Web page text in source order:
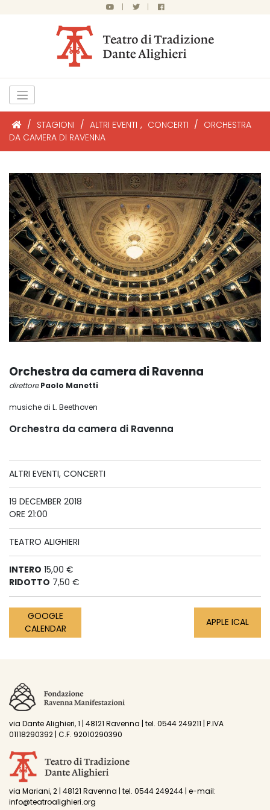
| |
/ STAGIONI / ALTRI EVENTI , CONCERTI / ORCHESTRA
DA CAMERA DI RAVENNA
Orchestra da camera di Ravenna
direttore Paolo Manetti
musiche di L. Beethoven
Orchestra da camera di Ravenna
ALTRI EVENTI, CONCERTI
19 DECEMBER 2018
ORE 21:00
TEATRO ALIGHIERI
INTERO 15,00 €
RIDOTTO 7,50 €
GOOGLE
CALENDAR
APPLE ICAL
via Dante Alighieri, 1 | 48121 Ravenna | tel. 0544 249211 | P.IVA
01118290392 | C.F. 92010290390
via Mariani, 2 | 48121 Ravenna | tel. 0544 249244 | e-mail:
info@teatroalighieri.org